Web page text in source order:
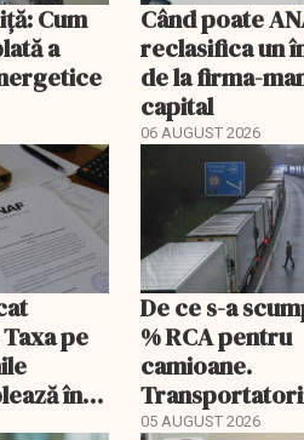
Cum
a
Când poate
reclasifica un
de la firma-
capital
06 AUGUST 2026
pe
în
De ce s-a
% RCA pentru
camioane.
să publice
05 AUGUST 2026